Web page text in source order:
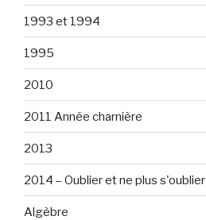
1993 et 1994
1995
2010
2011 Année charnière
2013
2014 – Oublier et ne plus s'oublier
Algèbre